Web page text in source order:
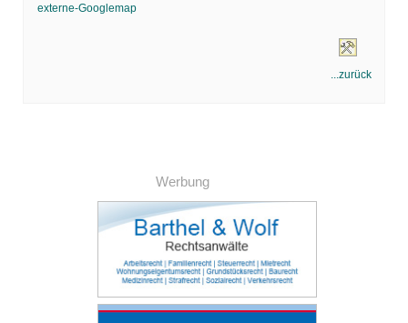
externe-Googlemap
...zurück
Werbung